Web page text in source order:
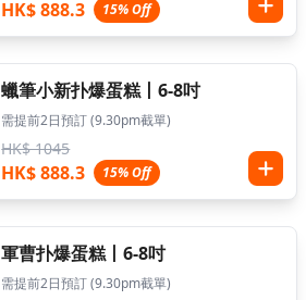
HK$ 888.3 15% Off
蠟筆小新扑爆蛋糕丨6-8吋
需提前2日預訂 (9.30pm截單)
HK$ 1045
HK$ 888.3 15% Off
軍曹扑爆蛋糕丨6-8吋
需提前2日預訂 (9.30pm截單)